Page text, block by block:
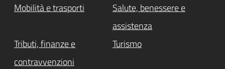
Mobilità e trasporti
Salute, benessere e
assistenza
Tributi, finanze e
contravvenzioni
Turismo